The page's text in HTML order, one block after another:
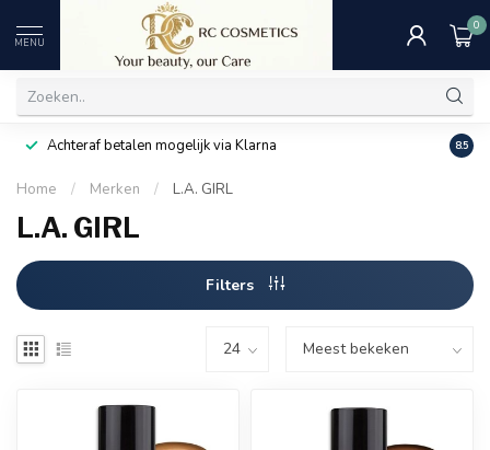
MENU
0
Achteraf betalen mogelijk via Klarna 8.5
Home / Merken / L.A. GIRL
L.A. GIRL
Filters